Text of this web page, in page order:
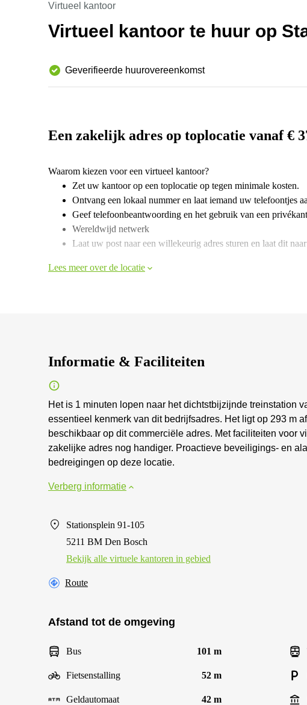
Virtueel kantoor
Virtueel kantoor te huur op
Geverifieerde huurovereenkomst
Een zakelijk adres op toplocatie vanaf €
Waarom kiezen voor een virtueel kantoor?
Zet uw kantoor op een toplocatie op tegen minimale kosten.
Ontvang een lokaal nummer en laat iemand uw telefoontjes
Geef telefoonbeantwoording en het gebruik van een
Wereldwijd netwerk
Laat uw post naar een willekeurig adres sturen en laat dit
Lees meer over de locatie
Informatie & Faciliteiten
Het is 1 minuten lopen naar het dichtstbijzijnde treinstation
essentieel kenmerk van dit bedrijfsadres. Het ligt op 293 m
beschikbaar op dit commerciële adres. Met faciliteiten voor
zakelijke adres nog handiger. Proactieve beveiligings- en
bedreigingen op deze locatie.
Verberg informatie
Stationsplein 91-105
5211 BM Den Bosch
Bekijk alle virtuele kantoren in gebied
Route
Afstand tot de omgeving
Bus 101 m
Fietsenstalling 52 m
Geldautomaat 42 m